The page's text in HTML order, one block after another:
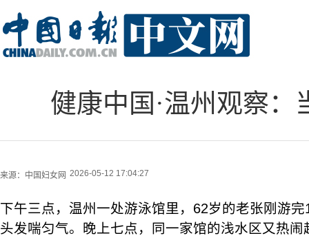
健康中国·温州观察：
来源： 中国妇女网 2026-05-12 17:04:27
下午三点，温州一处游泳馆里，62岁的老张刚游
头发喘匀气。晚上七点，同一家馆的浅水区又热